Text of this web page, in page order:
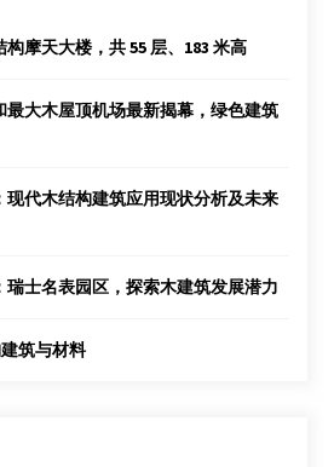
摩天大楼，共 55 层、183 米高
大木屋顶机场最新揭幕，绿色建筑
代木结构建筑应用现状分析及未来
士名表园区，探索木建筑发展潜力
筑与材料